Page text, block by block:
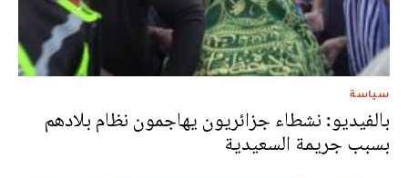
سياسة
بالفيديو: نشطاء جزائريون يهاجمون نظام بلادهم
بسبب جريمة السعيدية